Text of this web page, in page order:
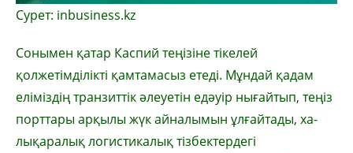
Сурет: inbusiness.kz
Сонымен қатар Каспий теңі­зіне тікелей
қолжетімділікті қамтамасыз етеді. Мұндай қадам
еліміздің транзиттік әлеуетін едәуір нығайтып, теңіз
порттары арқылы жүк айналымын ұлғайтады, ха­
лық­аралық логистикалық тізбек­тердегі